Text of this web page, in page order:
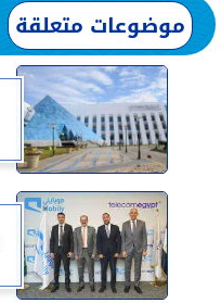
موضوعات متعلقة